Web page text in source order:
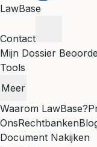
LawBase
Contact
Mijn Dossier
Tools
Meer
Waarom LawBase?
OnsRechtbanken
Document Nakijken